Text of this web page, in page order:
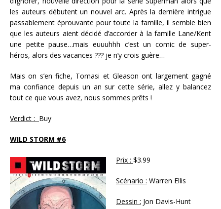
les auteurs débutent un nouvel arc. Après la dernière intrigue
passablement éprouvante pour toute la famille, il semble bien
que les auteurs aient décidé d’accorder à la famille Lane/Kent
une petite pause…mais euuuhhh c’est un comic de super-
héros, alors des vacances ??? je n’y crois guère…
Mais on s’en fiche, Tomasi et Gleason ont largement gagné
ma confiance depuis un an sur cette série, allez y balancez
tout ce que vous avez, nous sommes prêts !
Verdict : Buy
WILD STORM #6
Prix : $3.99
Scénario : Warren Ellis
Dessin : Jon Davis-Hunt